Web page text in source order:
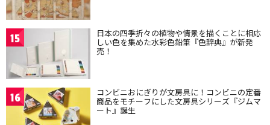
15 日本の四季折々の植物や情景を描くことに相応
しい色を集めた水彩色鉛筆『色辞典』が新発
売！
16 コンビニおにぎりが文房具に！コンビニの定番
商品をモチーフにした文房具シリーズ『ジムマ
ート』誕生